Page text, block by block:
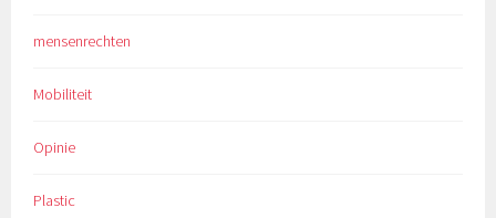
mensenrechten
Mobiliteit
Opinie
Plastic